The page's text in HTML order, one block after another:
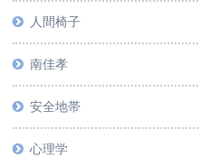
人間椅子
南佳孝
安全地帯
心理学